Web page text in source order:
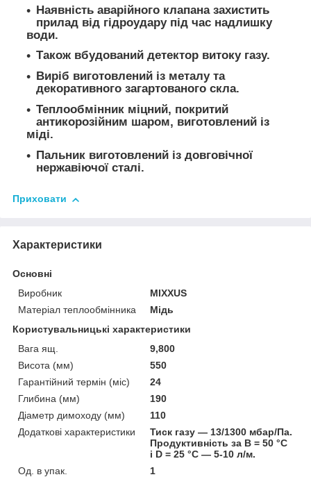
Наявність аварійного клапана захистить
прилад від гідроудару під час надлишку
води.
Також вбудований детектор витоку газу.
Виріб виготовлений із металу та
декоративного загартованого скла.
Теплообмінник міцний, покритий
антикорозійним шаром, виготовлений із
міді.
Пальник виготовлений із довговічної
нержавіючої сталі.
Приховати
Характеристики
Основні
Виробник
MIXXUS
Матеріал теплообмінника
Мідь
Користувальницькі характеристики
Вага ящ.
9,800
Висота (мм)
550
Гарантійний термін (міс)
24
Глибина (мм)
190
Діаметр димоходу (мм)
110
Додаткові характеристики
Тиск газу — 13/1300 мбар/Па.
Продуктивність за B = 50 °C
і D = 25 °C — 5-10 л/м.
Од. в упак.
1